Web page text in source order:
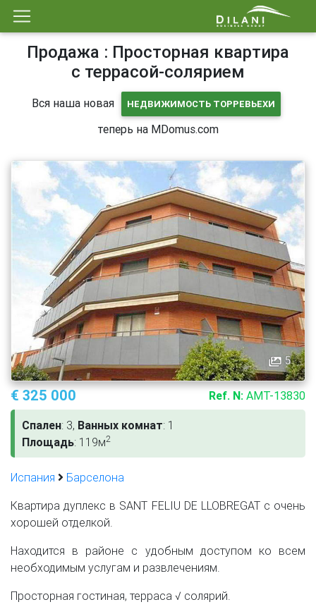
Продажа : Просторная квартира
с террасой-солярием
Вся наша новая НЕДВИЖИМОСТЬ ТОРРЕВЬЕХИ
теперь на MDomus.com
5
€ 325 000 Ref. N: AMT-13830
Спален: 3, Ванных комнат: 1
Площадь: 119м2
Испания
Барселона
Квартира дуплекс в SANT FELIU DE LLOBREGAT с очень
хорошей отделкой.
Находится в районе с удобным доступом ко всем
необходимым услугам и развлечениям.
Просторная гостиная, терраса √ солярий.